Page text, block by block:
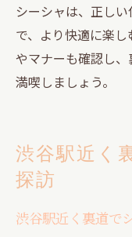
シーシャは、正し
で、より快適に楽
やマナーも確認し
満喫しましょう。
渋谷駅近く
探訪
渋谷駅近く裏道で